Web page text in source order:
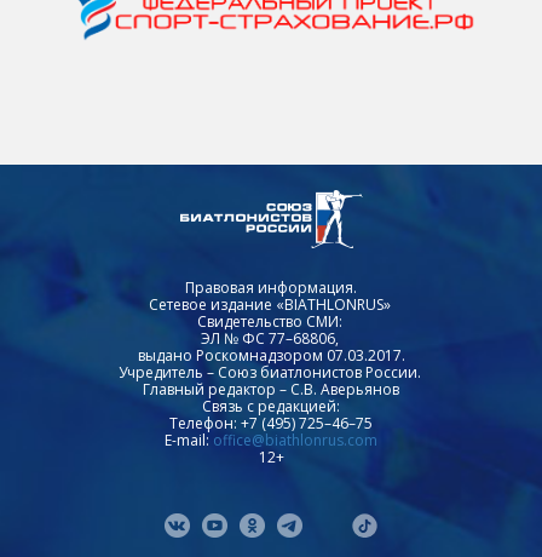
Правовая информация.
Сетевое издание «BIATHLONRUS»
Свидетельство СМИ:
ЭЛ № ФС 77–68806,
выдано Роскомнадзором 07.03.2017.
Учредитель – Союз биатлонистов России.
Главный редактор – С.В. Аверьянов
Связь с редакцией:
Телефон: +7 (495) 725–46–75
E-mail: office@biathlonrus.com
12+